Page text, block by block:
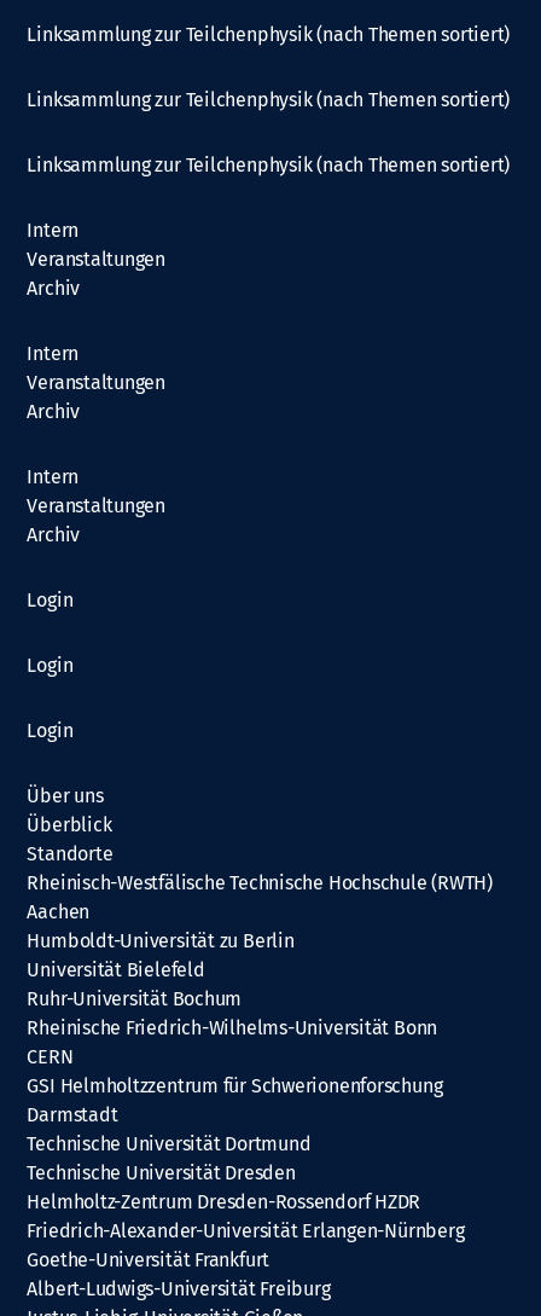
Linksammlung zur Teilchenphysik (nach Themen sortiert)
Linksammlung zur Teilchenphysik (nach Themen sortiert)
Linksammlung zur Teilchenphysik (nach Themen sortiert)
Intern
Veranstaltungen
Archiv
Intern
Veranstaltungen
Archiv
Intern
Veranstaltungen
Archiv
Login
Login
Login
Über uns
Überblick
Standorte
Rheinisch-Westfälische Technische Hochschule (RWTH)
Aachen
Humboldt-Universität zu Berlin
Universität Bielefeld
Ruhr-Universität Bochum
Rheinische Friedrich-Wilhelms-Universität Bonn
CERN
GSI Helmholtzzentrum für Schwerionenforschung
Darmstadt
Technische Universität Dortmund
Technische Universität Dresden
Helmholtz-Zentrum Dresden-Rossendorf HZDR
Friedrich-Alexander-Universität Erlangen-Nürnberg
Goethe-Universität Frankfurt
Albert-Ludwigs-Universität Freiburg